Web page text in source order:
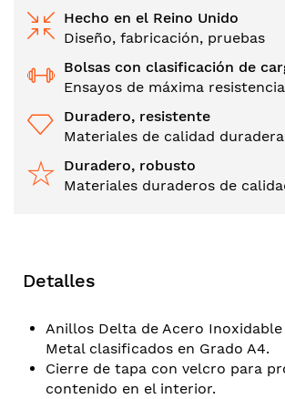
Hecho en el Reino Unido
Diseño, fabricación, pruebas
Bolsas con clasificación de
Ensayos de máxima
Duradero, resistente
Materiales de calidad
Duradero, robusto
Materiales duraderos de
Detalles
Anillos Delta de Acero
Metal clasificados en Grado A4.
Cierre de tapa con velcro para
contenido en el interior.